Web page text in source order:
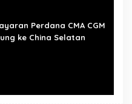
Perdana CMA CGM
ke China Selatan